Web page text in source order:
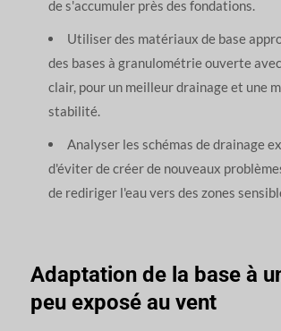
de s'accumuler près des fondations.
Utiliser des matériaux de base
des bases à granulométrie ouverte
clair, pour un meilleur drainage et une
stabilité.
Analyser les schémas de drainage
d'éviter de créer de nouveaux
de rediriger l'eau vers des zones
Adaptation de la base à
peu exposé au vent